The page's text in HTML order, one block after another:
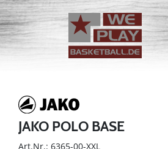
JAKO POLO BASE
Art.Nr.: 6365-00-XXL